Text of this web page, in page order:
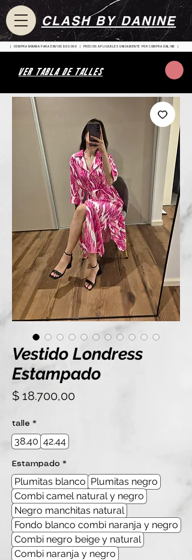
| COMPRA MINIMA PARA ENVIOS $80.000 | PRECIOS APLICABLES UNICAMENTE POR COMPRA ONLINE |
CLASH BY DANINE
VER TABLA DE TALLES
Vestido Londress
Estampado
$ 18.700,00Precio
talle *
38.40 42.44
Estampado *
Plumitas blanco Plumitas negro
Combi camel natural y negro
Negro manchitas natural
Fondo blanco combi naranja y negro
Combi negro beige y natural
Combi naranja y negro